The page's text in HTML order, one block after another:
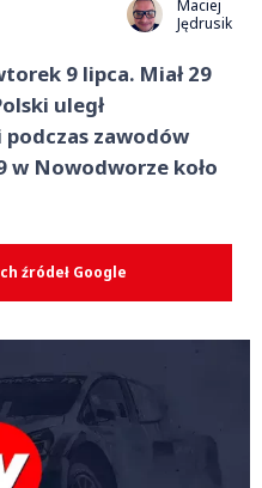
Maciej
Jędrusik
9 lipca. Miał 29
uległ
zawodów
w Nowodworze koło
źródeł Google